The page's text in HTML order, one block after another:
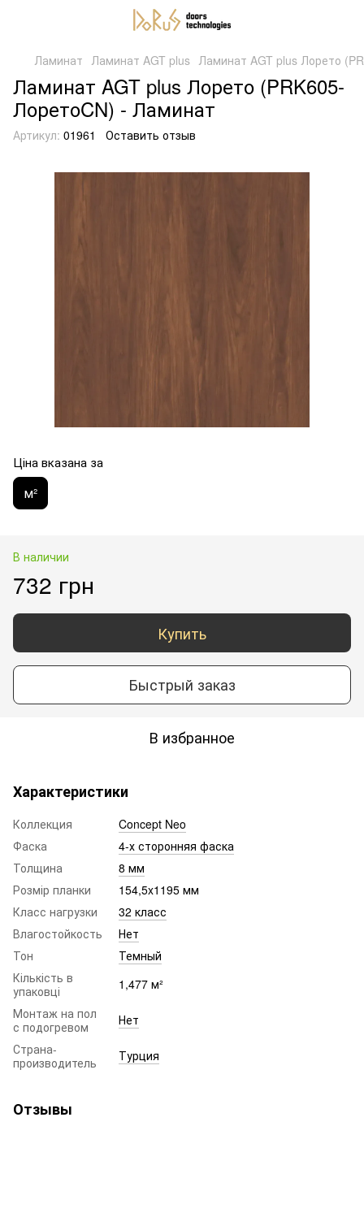
Ламинат Ламинат AGT plus Ламинат AGT plus Лорето
Ламинат AGT plus Лорето (PRK605-
ЛоретоCN) - Ламинат
Артикул: 01961 Оставить отзыв
Ціна вказана за
м²
В наличии
732 грн
Купить
Быстрый заказ
В избранное
Характеристики
Коллекция
Concept Neo
Фаска
4-х сторонняя фаска
Толщина
8 мм
Розмір планки
154,5x1195 мм
Класс нагрузки
32 класс
Влагостойкость
Нет
Тон
Темный
Кількість в
упаковці
1,477 м²
Монтаж на пол
с подогревом
Нет
Страна-
производитель
Турция
Отзывы